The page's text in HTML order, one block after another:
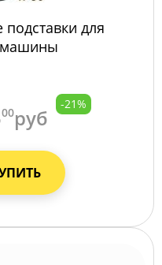
для
машины
00руб
-21%